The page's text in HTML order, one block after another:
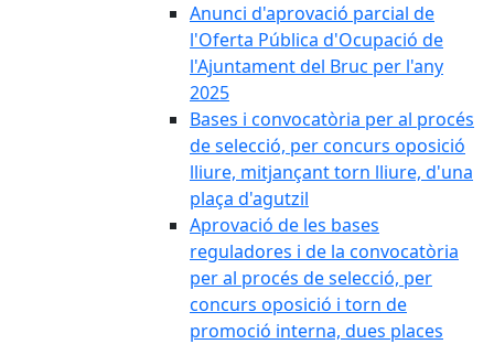
Anunci d'aprovació parcial de
l'Oferta Pública d'Ocupació de
l'Ajuntament del Bruc per l'any
2025
Bases i convocatòria per al procés
de selecció, per concurs oposició
lliure, mitjançant torn lliure, d'una
plaça d'agutzil
Aprovació de les bases
reguladores i de la convocatòria
per al procés de selecció, per
concurs oposició i torn de
promoció interna, dues places